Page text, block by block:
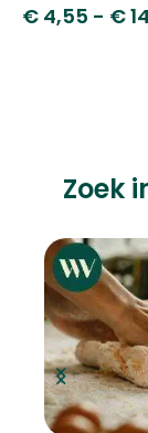
€ 4,55 - €
Zoek